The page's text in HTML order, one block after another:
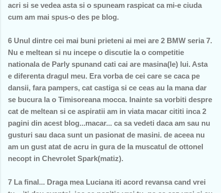
acri si se vedea asta si o spuneam raspicat ca mi-e ciuda
cum am mai spus-o des pe blog.
6 Unul dintre cei mai buni prieteni ai mei are 2 BMW seria 7.
Nu e meltean si nu incepe o discutie la o competitie
nationala de Parly spunand cati cai are masina(le) lui. Asta
e diferenta dragul meu. Era vorba de cei care se caca pe
dansii, fara pampers, cat castiga si ce ceas au la mana dar
se bucura la o Timisoreana mocca. Inainte sa vorbiti despre
cat de meltean si ce aspiratii am in viata macar cititi inca 2
pagini din acest blog...macar... ca sa vedeti daca am sau nu
gusturi sau daca sunt un pasionat de masini. de aceea nu
am un gust atat de acru in gura de la muscatul de ottonel
necopt in Chevrolet Spark(matiz).
7 La final... Draga mea Luciana iti acord revansa cand vrei